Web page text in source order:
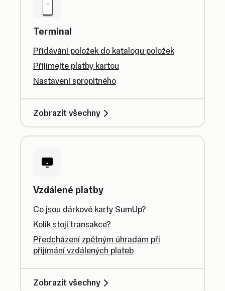
Terminal
Přidávání položek do katalogu položek
Přijímejte platby kartou
Nastavení spropitného
Zobrazit všechny
Vzdálené platby
Co jsou dárkové karty SumUp?
Kolik stojí transakce?
Předcházení zpětným úhradám při
přijímání vzdálených plateb
Zobrazit všechny